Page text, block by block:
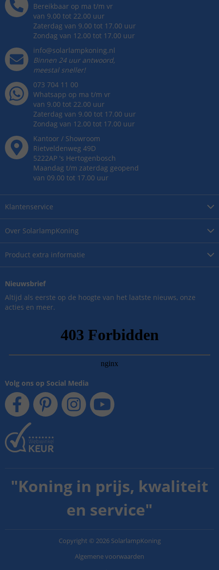
Over SolarlampKoning
Product extra informatie
Klantenservice
Bereikbaar op ma t/m vr
van 9.00 tot 22.00 uur
Zaterdag van 9.00 tot 17.00 uur
Zondag van 12.00 tot 17.00 uur
info@solarlampkoning.nl
Binnen 24 uur antwoord,
meestal sneller!
073 704 11 00
Whatsapp op ma t/m vr
van 9.00 tot 22.00 uur
Zaterdag van 9.00 tot 17.00 uur
Zondag van 12.00 tot 17.00 uur
Kantoor / Showroom
Rietveldenweg 49D
5222AP 's Hertogenbosch
Maandag t/m zaterdag geopend
van 09.00 tot 17.00 uur
Nieuwsbrief
Altijd als eerste op de hoogte van het laatste nieuws, onze
acties en meer.
Volg ons op Social Media
"Koning in prijs, kwaliteit
en service"
Copyright © 2026 SolarlampKoning
Algemene voorwaarden